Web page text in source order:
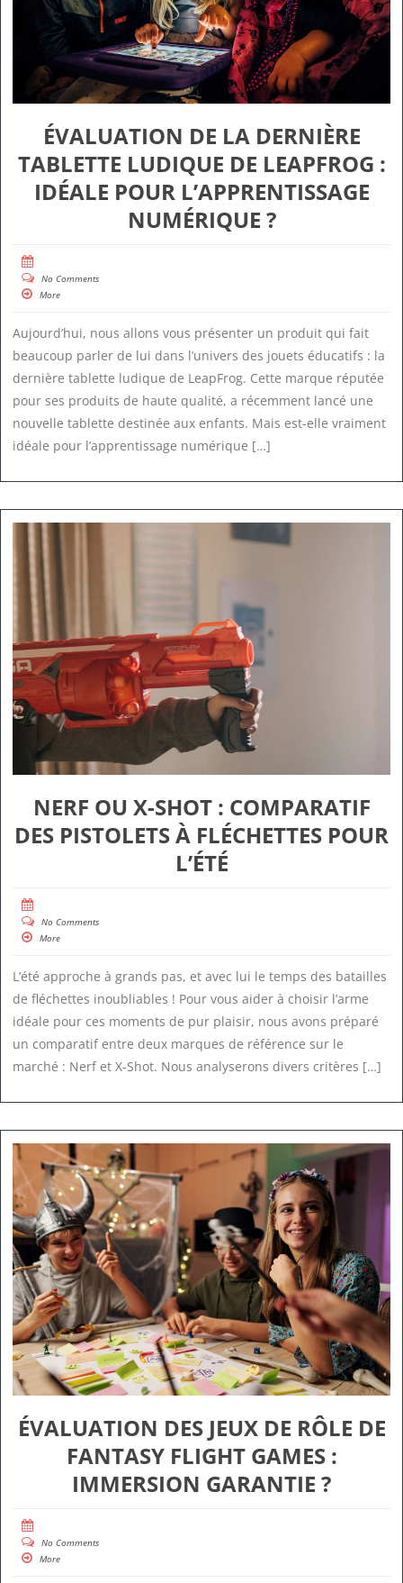
ÉVALUATION DE LA DERNIÈRE
TABLETTE LUDIQUE DE LEAPFROG :
IDÉALE POUR L’APPRENTISSAGE
NUMÉRIQUE ?
No Comments
More
Aujourd’hui, nous allons vous présenter un produit qui fait
beaucoup parler de lui dans l’univers des jouets éducatifs : la
dernière tablette ludique de LeapFrog. Cette marque réputée
pour ses produits de haute qualité, a récemment lancé une
nouvelle tablette destinée aux enfants. Mais est-elle vraiment
idéale pour l’apprentissage numérique […]
NERF OU X-SHOT : COMPARATIF
DES PISTOLETS À FLÉCHETTES POUR
L’ÉTÉ
No Comments
More
L’été approche à grands pas, et avec lui le temps des batailles
de fléchettes inoubliables ! Pour vous aider à choisir l’arme
idéale pour ces moments de pur plaisir, nous avons préparé
un comparatif entre deux marques de référence sur le
marché : Nerf et X-Shot. Nous analyserons divers critères […]
ÉVALUATION DES JEUX DE RÔLE DE
FANTASY FLIGHT GAMES :
IMMERSION GARANTIE ?
No Comments
More